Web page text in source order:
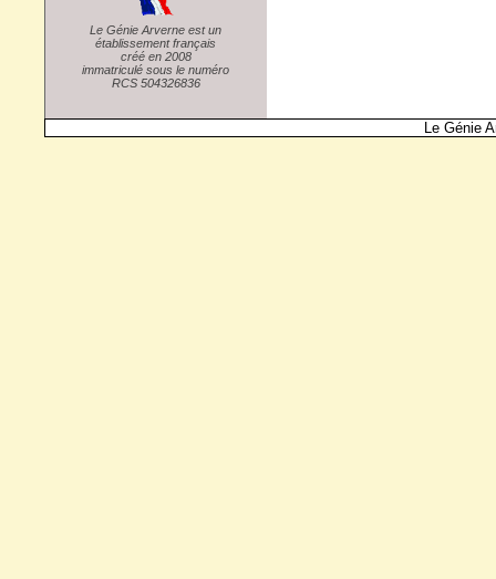
Le Génie Arverne est un
établissement français
créé en 2008
immatriculé sous le numéro
RCS 504326836
Le Génie